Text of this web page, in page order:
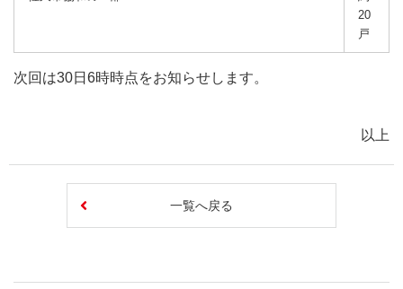
20
戸
次回は30日6時時点をお知らせします。
以上
一覧へ戻る